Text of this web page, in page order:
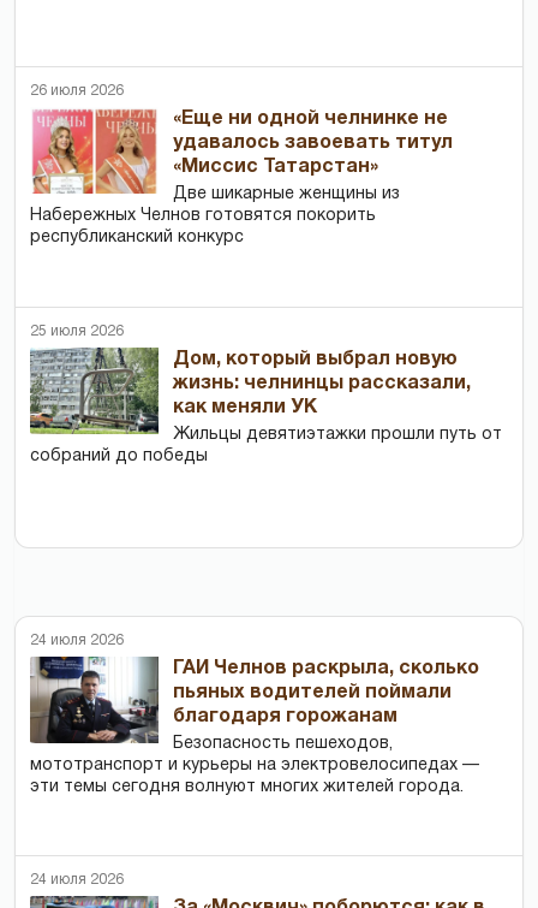
26 июля 2026
«Еще ни одной челнинке не
удавалось завоевать титул
«Миссис Татарстан»
Две шикарные женщины из
Набережных Челнов готовятся покорить
республиканский конкурс
25 июля 2026
Дом, который выбрал новую
жизнь: челнинцы рассказали,
как меняли УК
Жильцы девятиэтажки прошли путь от
собраний до победы
24 июля 2026
ГАИ Челнов раскрыла, сколько
пьяных водителей поймали
благодаря горожанам
Безопасность пешеходов,
мототранспорт и курьеры на электровелосипедах —
эти темы сегодня волнуют многих жителей города.
24 июля 2026